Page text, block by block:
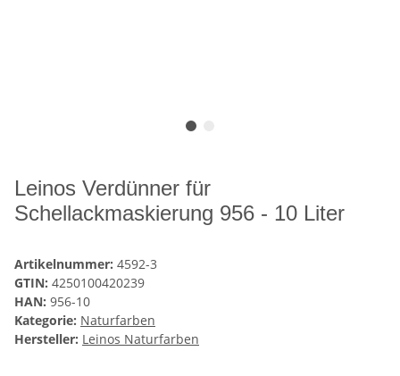
Leinos Verdünner für
Schellackmaskierung 956 - 10 Liter
Artikelnummer: 4592-3
GTIN: 4250100420239
HAN: 956-10
Kategorie: Naturfarben
Hersteller: Leinos Naturfarben